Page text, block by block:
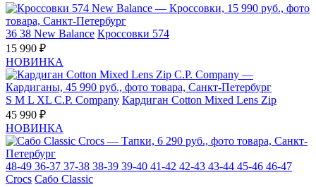
36 38 New Balance Кроссовки 574
15 990 ₽
НОВИНКА
S M L XL C.P. Company Кардиган Cotton Mixed Lens Zip
45 990 ₽
НОВИНКА
48-49 36-37 37-38 38-39 39-40 41-42 42-43 43-44 45-46 46-47
Crocs Сабо Classic